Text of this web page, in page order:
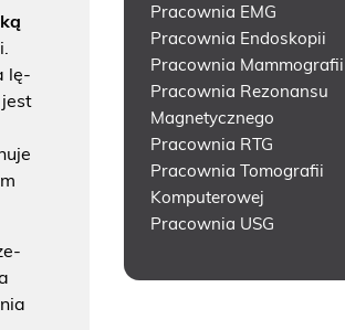
lę­
Pracownia EMG
Pracownia Endoskopii
Pracownia Mammografii
Pracownia Rezonansu
Magnetycznego
Pracownia RTG
Pracownia Tomografii
Komputerowej
Pracownia USG